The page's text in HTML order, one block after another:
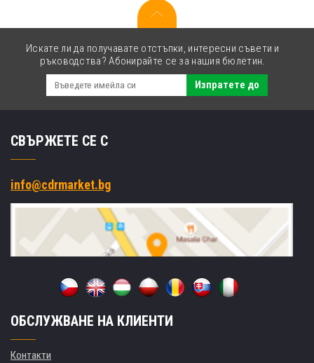
Искате ли да получавате отстъпки, интересни съвети и
ръководства? Абонирайте се за нашия бюлетин.
Изпратете до
СВЪРЖЕТЕ СЕ С
info@cdrmarket.bg
ОБСЛУЖВАНЕ НА КЛИЕНТИ
Контакти